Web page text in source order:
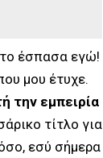
το έσπασα εγώ!
μου έτυχε.
την εμπειρία
τίτλο για
εσύ σήμερα